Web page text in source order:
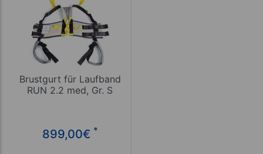
Brustgurt für Laufband
RUN 2.2 med, Gr. S
899,00€ *